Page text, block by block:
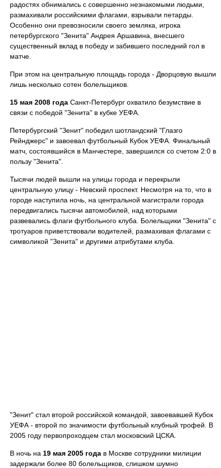
радостях обнимались с совершенно незнакомыми людьми,
размахивали российскими флагами, взрывали петарды.
Особенно они превозносили своего земляка, игрока
петербургского "Зенита" Андрея Аршавина, внесшего
существенный вклад в победу и забившего последний гол в
матче.
При этом на центральную площадь города - Дворцовую вышли
лишь несколько сотен болельщиков.
15 мая 2008 года Санкт-Петербург охватило безумствие в
связи с победой "Зенита" в кубке УЕФА.
Петербургский "Зенит" победил шотландский "Глазго
Рейнджерс" и завоевал футбольный Кубок УЕФА. Финальный
матч, состоявшийся в Манчестере, завершился со счетом 2:0 в
пользу "Зенита".
Тысячи людей вышли на улицы города и перекрыли
центральную улицу - Невский проспект. Несмотря на то, что в
городе наступила ночь, на центральной магистрали города
передвигались тысячи автомобилей, над которыми
развевались флаги футбольного клуба. Болельщики "Зенита" с
тротуаров приветствовали водителей, размахивая флагами с
символикой "Зенита" и другими атрибутами клуба.
"Зенит" стал второй российской командой, завоевавшей Кубок
УЕФА - второй по значимости футбольный клубный трофей. В
2005 году первопроходцем стал московский ЦСКА.
В ночь на 19 мая 2005 года в Москве сотрудники милиции
задержали более 80 болельщиков, слишком шумно